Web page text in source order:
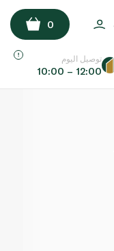
0
توصيل اليوم
10:00 – 12:00